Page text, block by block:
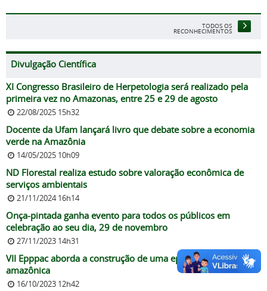
TODOS OS
RECONHECIMENTOS
Divulgação Científica
XI Congresso Brasileiro de Herpetologia será realizado pela
primeira vez no Amazonas, entre 25 e 29 de agosto
22/08/2025 15h32
Docente da Ufam lançará livro que debate sobre a economia
verde na Amazônia
14/05/2025 10h09
ND Florestal realiza estudo sobre valoração econômica de
serviços ambientais
21/11/2024 16h14
Onça-pintada ganha evento para todos os públicos em
celebração ao seu dia, 29 de novembro
27/11/2023 14h31
VII Epppac aborda a construção de uma epistemologia
amazônica
16/10/2023 12h42